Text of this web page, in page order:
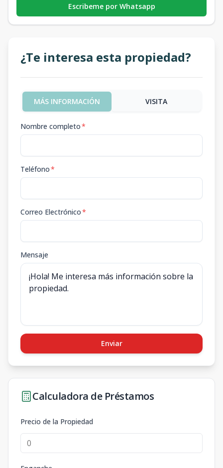
Escribeme por Whatsapp
¿Te interesa esta propiedad?
MÁS INFORMACIÓN VISITA
Nombre completo*
Teléfono*
Correo Electrónico*
Mensaje
Enviar
Calculadora de Préstamos
Precio de la Propiedad